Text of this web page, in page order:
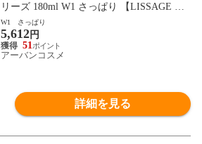
リーズ 180ml W1 さっぱり 【LISSAGE 化
粧液 コラーゲン ハリ】
W1 さっぱり
5,612円
51
アーバンコスメ
詳細を見る